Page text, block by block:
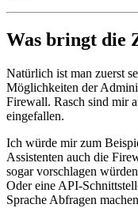
Was bringt die
Natürlich ist man zuerst
Möglichkeiten der
Firewall. Rasch sind mir
eingefallen.
Ich würde mir zum
Assistenten auch die
sogar vorschlagen
Oder eine API-
Sprache Abfragen